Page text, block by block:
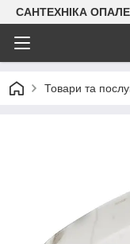
САНТЕХНІКА
Товари та